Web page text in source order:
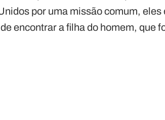
por uma missão comum,
encontrar a filha do homem, que